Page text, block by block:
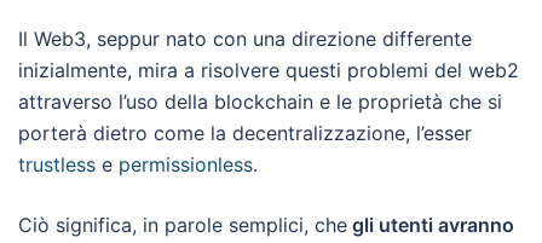
Il Web3, seppur nato con una direzione differente
inizialmente, mira a risolvere questi problemi del web2
attraverso l’uso della blockchain e le proprietà che si
porterà dietro come la decentralizzazione, l’esser
trustless e permissionless.
Ciò significa, in parole semplici, che gli utenti avranno